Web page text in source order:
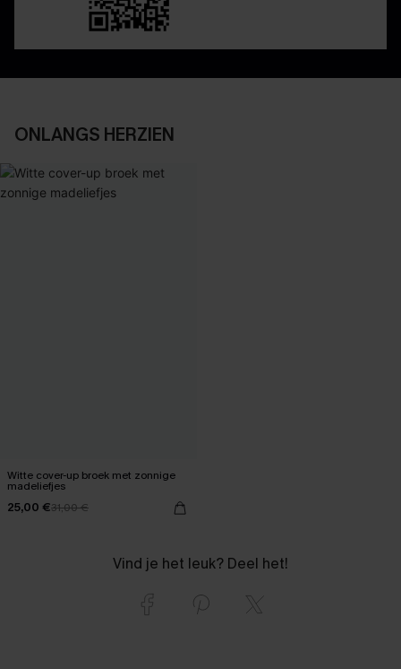
ONLANGS HERZIEN
Witte cover-up broek met zonnige
madeliefjes
25,00 €31,00 €
Vind je het leuk? Deel het!